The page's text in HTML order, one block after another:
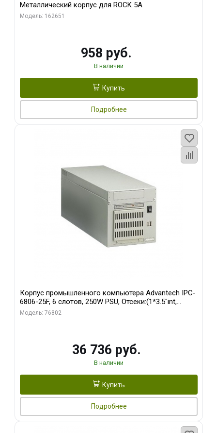
Металлический корпус для ROCK 5A
Модель: 162651
958 руб.
В наличии
Купить
Подробнее
Корпус промышленного компьютера Advantech IPC-
6806-25F, 6 слотов, 250W PSU, Отсеки:(1*3.5"int,
1*3.5"ext)
Модель: 76802
36 736 руб.
В наличии
Купить
Подробнее